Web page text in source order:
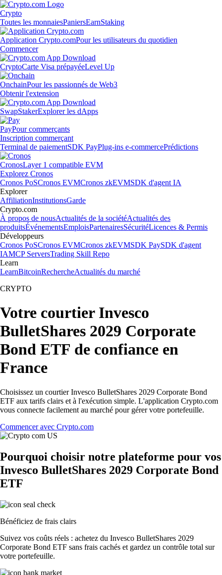
Crypto
Toutes les monnaiesPaniersEarnStaking
Application Crypto.comPour les utilisateurs du quotidien
Commencer
CryptoCarte Visa prépayéeLevel Up
OnchainPour les passionnés de Web3
Obtenir l'extension
SwapStakerExplorer les dApps
PayPour commerçants
Inscription commerçant
Terminal de paiementSDK PayPlug-ins e-commercePrédictions
CronosLayer 1 compatible EVM
Explorez Cronos
Cronos PoSCronos EVMCronos zkEVMSDK d'agent IA
Explorer
AffiliationInstitutionsGarde
Crypto.com
À propos de nousActualités de la sociétéActualités des
produitsÉvénementsEmploisPartenairesSécuritéLicences & Permis
Développeurs
Cronos PoSCronos EVMCronos zkEVMSDK PaySDK d'agent
IAMCP ServersTrading Skill Repo
Learn
LearnBitcoinRechercheActualités du marché
CRYPTO
Votre courtier Invesco
BulletShares 2029 Corporate
Bond ETF de confiance en
France
Choisissez un courtier Invesco BulletShares 2029 Corporate Bond
ETF aux tarifs clairs et à l'exécution simple. L'application Crypto.com
vous connecte facilement au marché pour gérer votre portefeuille.
Commencer avec Crypto.com
Pourquoi choisir notre plateforme pour vos
Invesco BulletShares 2029 Corporate Bond
ETF
Bénéficiez de frais clairs
Suivez vos coûts réels : achetez du Invesco BulletShares 2029
Corporate Bond ETF sans frais cachés et gardez un contrôle total sur
votre portefeuille.